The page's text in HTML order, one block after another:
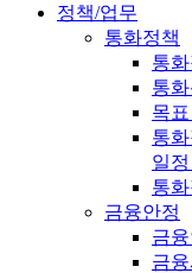
정책/업무
통화정책
통
통
목
통
일
통
금융안정
금
금